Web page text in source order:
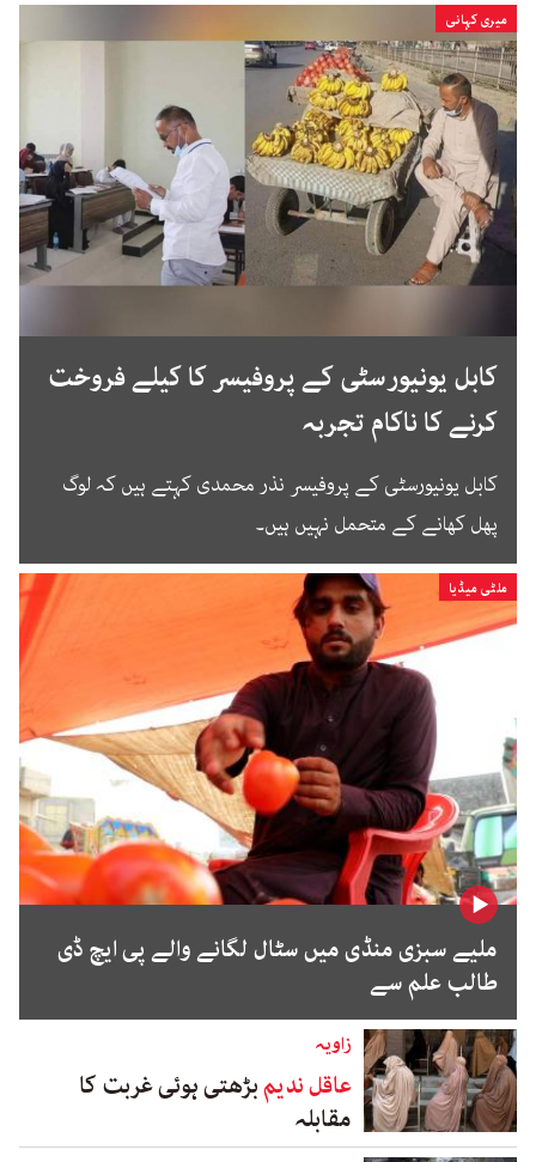
میری کہانی
کابل یونیورسٹی کے پروفیسر کا کیلے فروخت
کرنے کا ناکام تجربہ
کابل یونیورسٹی کے پروفیسر نذر محمدی کہتے ہیں کہ لوگ
پھل کھانے کے متحمل نہیں ہیں۔
ملٹی میڈیا
ملیے سبزی منڈی میں سٹال لگانے والے پی ایچ ڈی
طالب علم سے
زاویہ
عاقل ندیمبڑھتی ہوئی غربت کا
مقابلہ